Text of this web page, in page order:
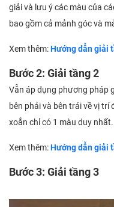
giải và lưu ý các màu của
bao gồm cả mảnh góc và
Xem thêm:Hướng dẫn giải
Bước 2: Giải tầng 2
Vẫn áp dụng phương pháp
bên phải và bên trái về vị
xoắn chỉ có 1 màu duy nhất.
Xem thêm:Hướng dẫn giải
Bước 3: Giải tầng 3